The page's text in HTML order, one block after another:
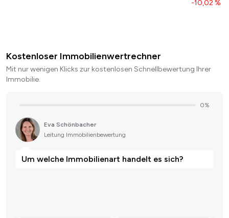
-10,02 %
Kostenloser Immobilienwertrechner
Mit nur wenigen Klicks zur kostenlosen Schnellbewertung Ihrer
Immobilie.